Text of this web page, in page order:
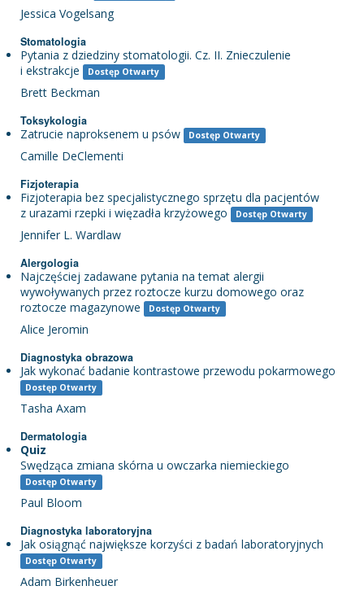
Jessica Vogelsang
Stomatologia
Pytania z dziedziny stomatologii. Cz. II. Znieczulenie
i ekstrakcje
Dostęp Otwarty
Brett Beckman
Toksykologia
Zatrucie naproksenem u psów Dostęp Otwarty
Camille DeClementi
Fizjoterapia
Fizjoterapia bez specjalistycznego sprzętu dla pacjentów
z urazami rzepki i więzadła krzyżowego
Dostęp Otwarty
Jennifer L. Wardlaw
Alergologia
Najczęściej zadawane pytania na temat alergii
wywoływanych przez roztocze kurzu domowego oraz
roztocze magazynowe
Dostęp Otwarty
Alice Jeromin
Diagnostyka obrazowa
Jak wykonać badanie kontrastowe przewodu pokarmowego
Dostęp Otwarty
Tasha Axam
Dermatologia
Quiz
Swędząca zmiana skórna u owczarka niemieckiego
Dostęp Otwarty
Paul Bloom
Diagnostyka laboratoryjna
Jak osiągnąć największe korzyści z badań laboratoryjnych
Dostęp Otwarty
Adam Birkenheuer